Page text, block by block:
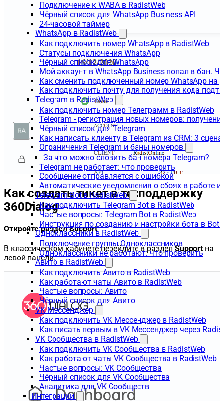
Подключение к WABA в RadistWeb
Чёрный список для WhatsApp Business API
24-часовой таймер
WhatsApp в RadistWeb
Как подключить номер WhatsApp в RadistWeb
Статусы подключения WhatsApp
Чёрный список для WhatsApp
Мой аккаунт в WhatsApp Business попал в бан.
Как сменить подключенный номер WhatsApp на
Как подключить почту для получения кода
Telegram в RadistWeb
Как подключить номер Телеграмм в RadistWeb
Telegram - регистрация новых номеров:
Чёрный список для Telegram
Как написать клиенту в Telegram из CRM: 3
Ограничения Telegram и баны номеров
За что можно словить бан номера Telegram?
Telegram не работает: что проверить
Сообщение отправляется с ошибкой
Автоматические уведомления о сбоях в работе
Telegram Bot в RadistWeb
Как подключить Telegram Bot в RadistWeb
Частые вопросы: Telegram Bot в RadistWeb
Инструкция по созданию и настройки бота в
Одноклассники в RadistWeb
Подключение группы Одноклассников
Одноклассники не работают: что проверить
Авито в RadistWeb
Как подключить Авито в RadistWeb
Как работают чаты Авито в RadistWeb
Частые вопросы: Авито
Чёрный список для Авито
VK Мессенджер
Как подключить VK Мессенджер в RadistWeb
Как писать первым в VK Мессенджер через
VK Сообщества в RadistWeb
Как подключить VK Сообщества в RadistWeb
Как работают чаты VK Сообщества в RadistWeb
Частые вопросы: VK Сообщества
Чёрный список для VK Сообщества
Аналитика для VK Сообществ
Интеграции
Как создать тикет в техподдержку
360Dialog
Откройте раздел Support
В классическом кабинете перейдите в разделSupportна
левой панели.